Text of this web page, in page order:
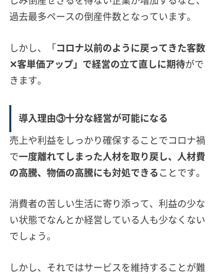
過去最多ペースの倒産件数となっています。
しかし、「 コロナ以前のように戻ってきた客数
✕客単価アップ」で経営の立て直しに期待がで
きます。
導入理由③十分な経営が可能になる
売上や利益をしっかり確保することでコロナ禍
で一度離れてしまった人材を取り戻し、人材費
の高騰、物価の高騰にも対処できる ことです。
消費者の苦しい生活に寄り添って、利益の少な
い状態でなんとか経営している人も少なくない
でしょう。
しかし、それではサービスを維持することが難